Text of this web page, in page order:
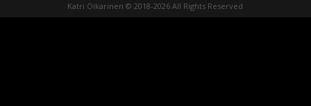
Katri Oikarinen © 2018-2026 All Rights Reserved